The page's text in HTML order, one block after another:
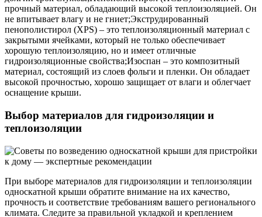
прочный материал, обладающий высокой теплоизоляцией. Он
не впитывает влагу и не гниет;Экструдированный
пенополистирол (XPS) – это теплоизоляционный материал с
закрытыми ячейками, который не только обеспечивает
хорошую теплоизоляцию, но и имеет отличные
гидроизоляционные свойства;Изоспан – это композитный
материал, состоящий из слоев фольги и пленки. Он обладает
высокой прочностью, хорошо защищает от влаги и облегчает
оснащение крыши.
Выбор материалов для гидроизоляции и
теплоизоляции
При выборе материалов для гидроизоляции и теплоизоляции
односкатной крыши обратите внимание на их качество,
прочность и соответствие требованиям вашего регионального
климата. Следите за правильной укладкой и креплением